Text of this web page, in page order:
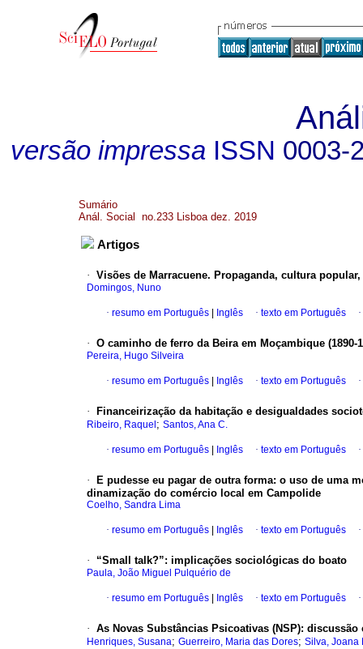
versão impressa ISSN 0003-
Sumário
Anál. Social no.233 Lisboa dez. 2019
Artigos
· Visões de Marracuene. Propaganda, cultura
Domingos, Nuno
· resumo em Português Inglês · texto em Português ·
· O caminho de ferro da Beira em Moçambique (1890-
Pereira, Hugo Silveira
· resumo em Português Inglês · texto em Português ·
· Financeirização da habitação e desigualdades
Ribeiro, Raquel ; Santos, Ana C.
· resumo em Português Inglês · texto em Português ·
· E pudesse eu pagar de outra forma: o uso de uma
dinamização do comércio local em Campolide
Coelho, Sandra Lima
· resumo em Português Inglês · texto em Português ·
· “Small talk?”: implicações sociológicas do boato
Paula, João Miguel Pulquério de
· resumo em Português Inglês · texto em Português ·
· As Novas Substâncias Psicoativas (NSP): discussão
Henriques, Susana; Guerreiro, Maria das Dores; Silva, Joana